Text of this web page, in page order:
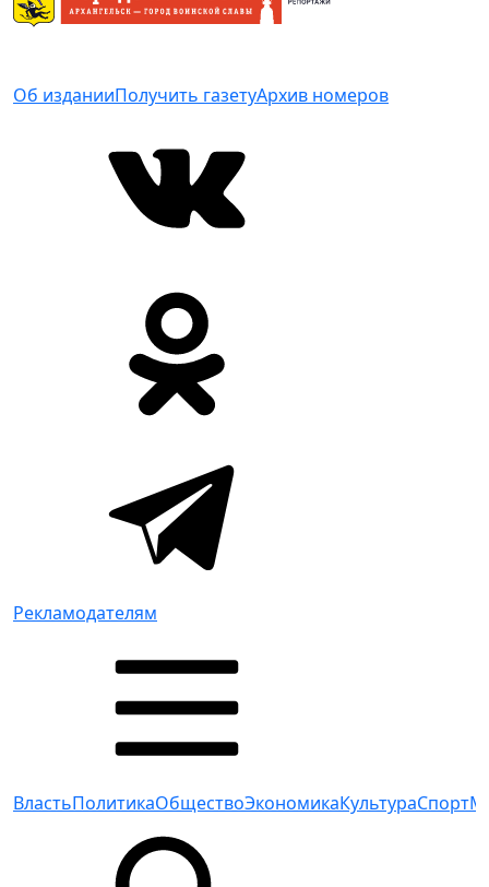
Об изданииПолучить газетуАрхив номеров
Рекламодателям
ВластьПолитикаОбществоЭкономикаКультураСпорт